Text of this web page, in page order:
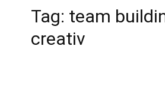
Tag: team
creativ